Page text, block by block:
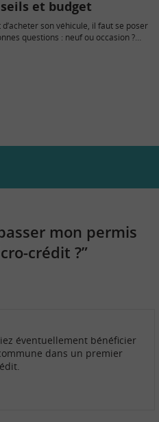
et budget
d’acheter son véhicule, il faut se poser
questions : neuf ou occasion ?
mon permis
crédit ?”
éventuellement bénéficier
dans un premier